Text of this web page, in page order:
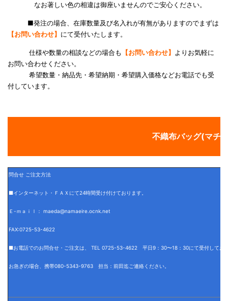
なお著しい色の相違は御座いませんのでご安心ください。
■発注の場合、在庫数量及び名入れが有無がありますのでまずは
【お問い合わせ】 にて受付いたします。
仕様や数量の相談などの場合も 【お問い合わせ】
よりお気軽に
お問い合わせください。
希望数量・納品先・希望納期・希望購入価格などお電話でも受
付しています。
不織布バッグ(マチ
問合せ ご注文方法
■インターネット・ＦＡＸにて24時間受け付けております。
Ｅ-ｍａｉｌ： maeda@namaeire.ocnk.net
FAX:0725-53-4622
■お電話でのお問合せ・ご注文は、 TEL 0725-53-4622 平日9：30〜18：30にて受付してお
お急ぎの場合、携帯080-5343-9763 担当：前田迄ご連絡ください。